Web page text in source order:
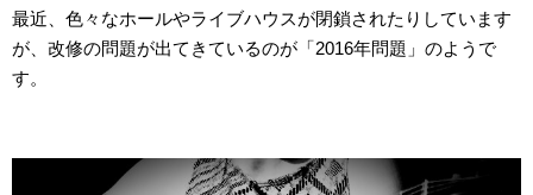
最近、色々なホールやライブハウスが閉鎖されたりしています
が、改修の問題が出てきているのが「2016年問題」のようで
す。